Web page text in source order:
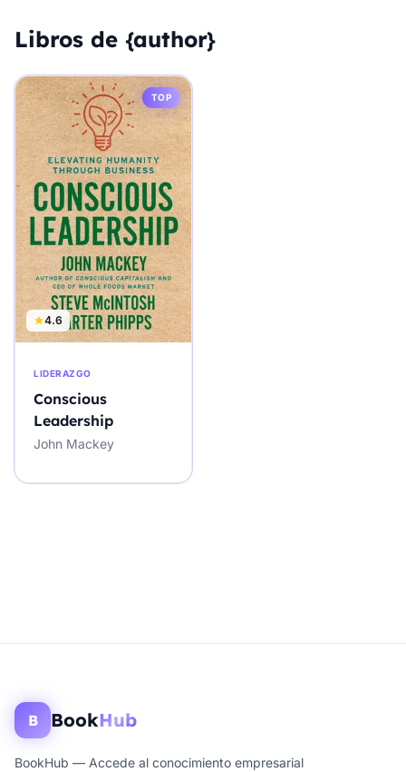
Libros de {author}
TOP
4.6
LIDERAZGO
Conscious
Leadership
John Mackey
B BookHub
BookHub — Accede al conocimiento empresarial